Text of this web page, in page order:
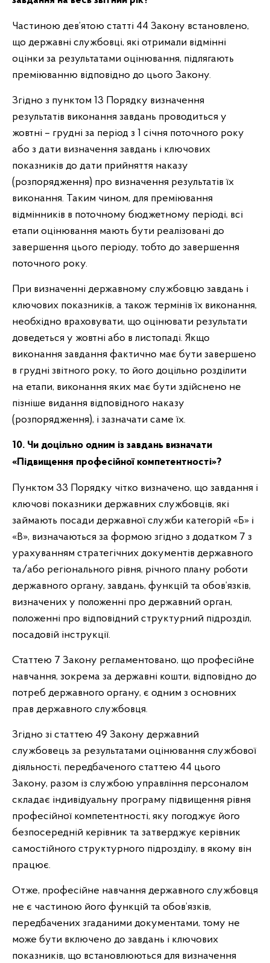
Частиною дев’ятою статті 44 Закону встановлено,
що державні службовці, які отримали відмінні
оцінки за результатами оцінювання, підлягають
преміюванню відповідно до цього Закону.
Згідно з пунктом 13 Порядку визначення
результатів виконання завдань проводиться у
жовтні – грудні за період з 1 січня поточного року
або з дати визначення завдань і ключових
показників до дати прийняття наказу
(розпорядження) про визначення результатів їх
виконання. Таким чином, для преміювання
відмінників в поточному бюджетному періоді, всі
етапи оцінювання мають бути реалізовані до
завершення цього періоду, тобто до завершення
поточного року.
При визначенні державному службовцю завдань і
ключових показників, а також термінів їх виконання,
необхідно враховувати, що оцінювати результати
доведеться у жовтні або в листопаді. Якщо
виконання завдання фактично має бути завершено
в грудні звітного року, то його доцільно розділити
на етапи, виконання яких має бути здійснено не
пізніше видання відповідного наказу
(розпорядження), і зазначати саме їх.
10. Чи доцільно одним із завдань визначати
«Підвищення професійної компетентності»?
Пунктом 33 Порядку чітко визначено, що завдання і
ключові показники державних службовців, які
займають посади державної служби категорій «Б» і
«В», визначаються за формою згідно з додатком 7 з
урахуванням стратегічних документів державного
та/або регіонального рівня, річного плану роботи
державного органу, завдань, функцій та обов’язків,
визначених у положенні про державний орган,
положенні про відповідний структурний підрозділ,
посадовій інструкції.
Статтею 7 Закону регламентовано, що професійне
навчання, зокрема за державні кошти, відповідно до
потреб державного органу, є одним з основних
прав державного службовця.
Згідно зі статтею 49 Закону державний
службовець за результатами оцінювання службової
діяльності, передбаченого статтею 44 цього
Закону, разом із службою управління персоналом
складає індивідуальну програму підвищення рівня
професійної компетентності, яку погоджує його
безпосередній керівник та затверджує керівник
самостійного структурного підрозділу, в якому він
працює.
Отже, професійне навчання державного службовця
не є частиною його функцій та обов’язків,
передбачених згаданими документами, тому не
може бути включено до завдань і ключових
показників, що встановлюються для визначення